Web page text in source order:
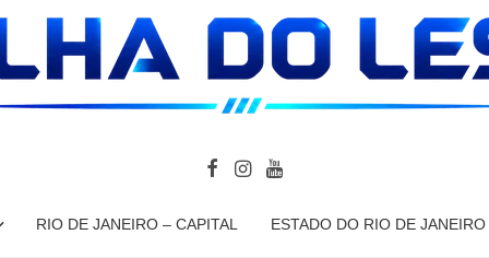
RIO DE JANEIRO – CAPITAL ESTADO DO RIO DE JANEIRO